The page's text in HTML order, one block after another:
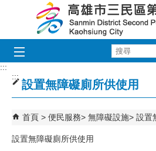
跳到主要內容區塊
:::
:::
設置無障礙廁所供使用
首頁 便民服務 無障礙設施 設置
設置無障礙廁所供使用